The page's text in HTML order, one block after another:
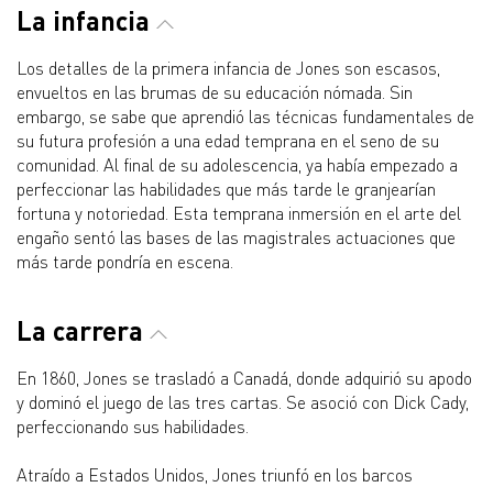
La infancia
Los detalles de la primera infancia de Jones son escasos,
envueltos en las brumas de su educación nómada. Sin
embargo, se sabe que aprendió las técnicas fundamentales de
su futura profesión a una edad temprana en el seno de su
comunidad. Al final de su adolescencia, ya había empezado a
perfeccionar las habilidades que más tarde le granjearían
fortuna y notoriedad. Esta temprana inmersión en el arte del
engaño sentó las bases de las magistrales actuaciones que
más tarde pondría en escena.
La carrera
En 1860, Jones se trasladó a Canadá, donde adquirió su apodo
y dominó el juego de las tres cartas. Se asoció con Dick Cady,
perfeccionando sus habilidades.
Atraído a Estados Unidos, Jones triunfó en los barcos